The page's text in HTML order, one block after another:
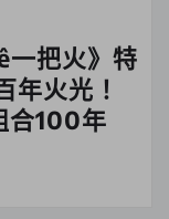
把火》特
年火光！
合100年